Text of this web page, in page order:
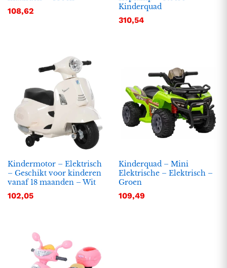
108,62
Kinderquad
310,54
Kindermotor – Elektrisch
– Geschikt voor kinderen
vanaf 18 maanden – Wit
102,05
Kinderquad – Mini
Elektrische – Elektrisch –
Groen
109,49